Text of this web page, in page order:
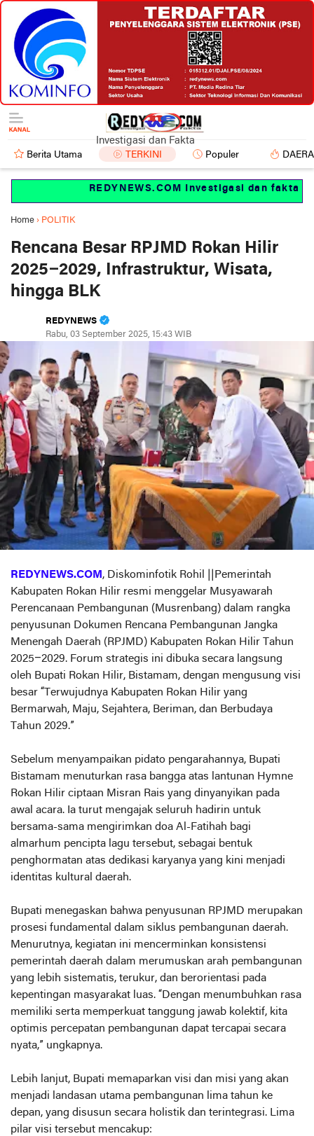
Investigasi dan Fakta
Berita Utama TERKINI Populer
REDYNEWS.COM Investigasi dan fakta
Home › POLITIK
Rencana Besar RPJMD Rokan Hilir
2025–2029, Infrastruktur, Wisata,
hingga BLK
REDYNEWS
Rabu, 03 September 2025, 15:43 WIB
REDYNEWS.COM , Diskominfotik Rohil ||Pemerintah
Kabupaten Rokan Hilir resmi menggelar Musyawarah
Perencanaan Pembangunan (Musrenbang) dalam rangka
penyusunan Dokumen Rencana Pembangunan Jangka
Menengah Daerah (RPJMD) Kabupaten Rokan Hilir Tahun
2025–2029. Forum strategis ini dibuka secara langsung
oleh Bupati Rokan Hilir, Bistamam, dengan mengusung visi
besar “Terwujudnya Kabupaten Rokan Hilir yang
Bermarwah, Maju, Sejahtera, Beriman, dan Berbudaya
Tahun 2029.”
Sebelum menyampaikan pidato pengarahannya, Bupati
Bistamam menuturkan rasa bangga atas lantunan Hymne
Rokan Hilir ciptaan Misran Rais yang dinyanyikan pada
awal acara. Ia turut mengajak seluruh hadirin untuk
bersama-sama mengirimkan doa Al-Fatihah bagi
almarhum pencipta lagu tersebut, sebagai bentuk
penghormatan atas dedikasi karyanya yang kini menjadi
identitas kultural daerah.
Bupati menegaskan bahwa penyusunan RPJMD merupakan
prosesi fundamental dalam siklus pembangunan daerah.
Menurutnya, kegiatan ini mencerminkan konsistensi
pemerintah daerah dalam merumuskan arah pembangunan
yang lebih sistematis, terukur, dan berorientasi pada
kepentingan masyarakat luas. “Dengan menumbuhkan rasa
memiliki serta memperkuat tanggung jawab kolektif, kita
optimis percepatan pembangunan dapat tercapai secara
nyata,” ungkapnya.
Lebih lanjut, Bupati memaparkan visi dan misi yang akan
menjadi landasan utama pembangunan lima tahun ke
depan, yang disusun secara holistik dan terintegrasi. Lima
pilar visi tersebut mencakup: